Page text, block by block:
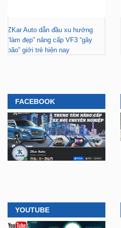
ZKar Auto dẫn đầu xu hướng
“làm đẹp” nâng cấp VF3 “gây
bão” giới trẻ hiện nay
FACEBOOK
YOUTUBE